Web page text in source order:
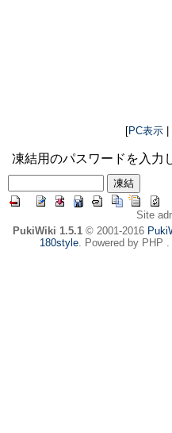
[PC表示
凍結用のパスワードを入力
Site
PukiWiki 1.5.1© 2001-2016
180style. Powered by PHP